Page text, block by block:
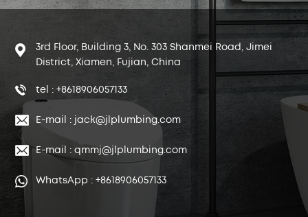
3rd Floor, Building 3, No. 303 Shanmei Road, Jimei
District, Xiamen, Fujian, China
tel : +8618906057133
E-mail : jack@jlplumbing.com
E-mail : qmmj@jlplumbing.com
WhatsApp : +8618906057133